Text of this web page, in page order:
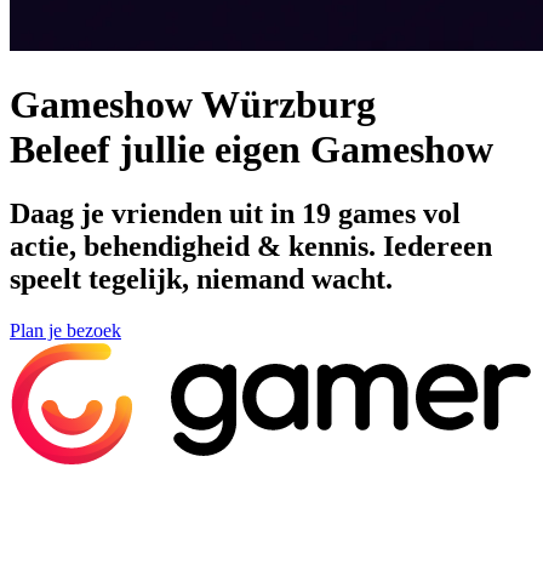
Gameshow Würzburg
Beleef jullie eigen Gameshow
Daag je vrienden uit in 19 games vol
actie, behendigheid & kennis. Iedereen
speelt tegelijk, niemand wacht.
Plan je bezoek